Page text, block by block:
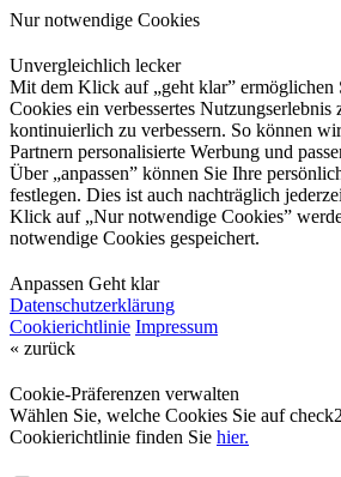
Nur notwendige Cookies
Unvergleichlich lecker
Mit dem Klick auf „geht klar” ermöglichen
Cookies ein verbessertes Nutzungserlebnis
kontinuierlich zu verbessern. So können
Partnern personalisierte Werbung und
Über „anpassen” können Sie Ihre
festlegen. Dies ist auch nachträglich
Klick auf „Nur notwendige Cookies”
notwendige Cookies gespeichert.
Anpassen Geht klar
Datenschutzerklärung
Cookierichtlinie Impressum
« zurück
Cookie-Präferenzen verwalten
Wählen Sie, welche Cookies Sie auf
Cookierichtlinie finden Sie hier.